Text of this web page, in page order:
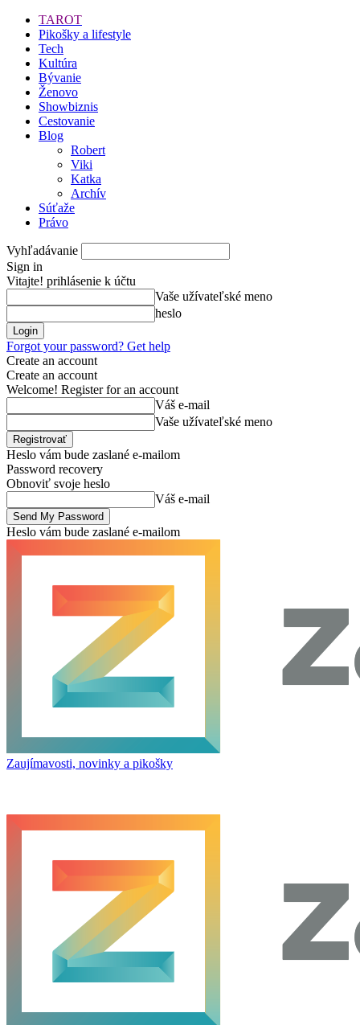
TAROT
Pikošky a lifestyle
Tech
Kultúra
Bývanie
Ženovo
Showbiznis
Cestovanie
Blog
Robert
Viki
Katka
Archív
Súťaže
Právo
Vyhľadávanie
Sign in
Vitajte! prihlásenie k účtu
Vaše užívateľské meno
heslo
Forgot your password? Get help
Create an account
Create an account
Welcome! Register for an account
Váš e-mail
Vaše užívateľské meno
Heslo vám bude zaslané e-mailom
Password recovery
Obnoviť svoje heslo
Váš e-mail
Heslo vám bude zaslané e-mailom
Zaujímavosti, novinky a pikošky